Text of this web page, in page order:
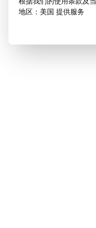
地区：美国 提供服务